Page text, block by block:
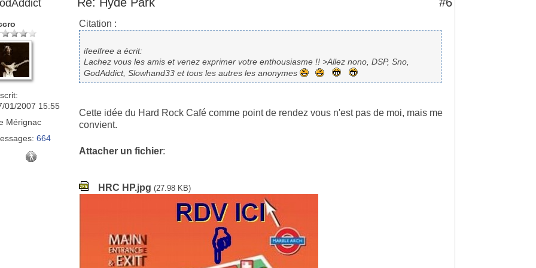
01/2007 15:55
Mérignac
664
Citation :
ifeelfree a écrit:
Lachez vous les amis et venez exprimer votre enthousiasme !! >Allez nono, DSP, Sno,
GodAddict, Slowhand33 et tous les autres les anonymes
Cette idée du Hard Rock Café comme point de rendez vous n'est pas de moi, mais me
convient.
Attacher un fichier:
HRC HP.jpg (27.98 KB)